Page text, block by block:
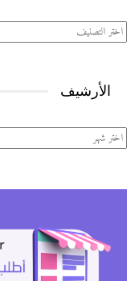
تصنيفات
الأرشيف
الأرشيف